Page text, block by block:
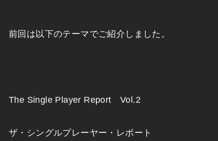
前回は以下のテーマでご紹介しました。
The Single Player Report Vol.2
ザ・シングルプレーヤー・レポート